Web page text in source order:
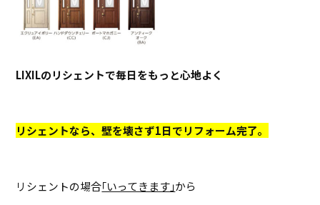
LIXILのリシェントで毎日をもっと心地よく
リシェントなら、壁を壊さず1日でリフォーム完了。
リシェントの場合｢いってきます｣から